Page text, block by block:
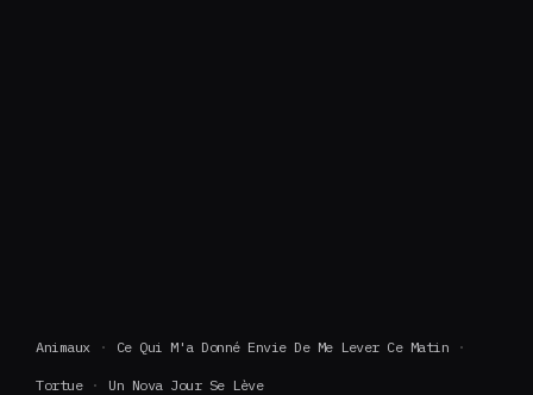
Animaux Ce Qui M'a Donné Envie De Me Lever Ce Matin
Tortue Un Nova Jour Se Lève